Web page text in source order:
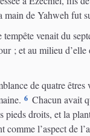
main de Yahweh fut
venait du
; et au milieu
de quatre
6 Chacun avait
pieds droits, et la
comme l’aspect de